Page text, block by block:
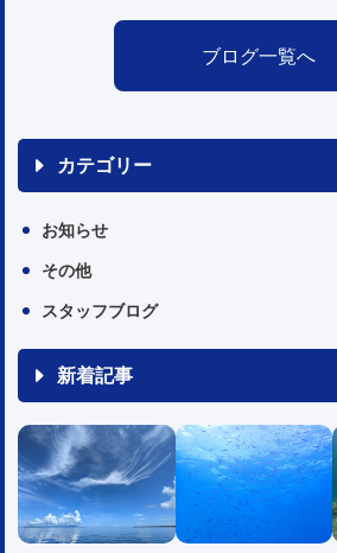
ブログ一覧へ
カテゴリー
お知らせ
その他
スタッフブログ
新着記事